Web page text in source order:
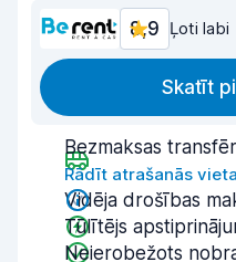
8,9 Ļoti labi
Skatīt
Bezmaksas
Rādīt atrašanās
Vidēja drošības
Tūlītējs
Neierobežots